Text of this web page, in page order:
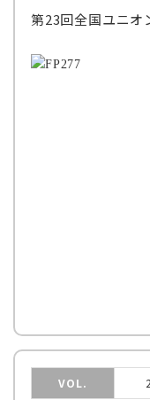
第23回全国ユニオ
VOL.